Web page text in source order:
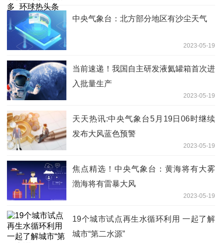
中央气象台：北方部分地区有沙尘天气
2023-05-19
当前速递！我国自主研发液氦罐箱首次进
入批量生产
2023-05-19
天天热讯:中央气象台5月19日06时继续
发布大风蓝色预警
2023-05-19
焦点精选！中央气象台：黄海将有大雾
渤海将有雷暴大风
2023-05-19
19个城市试点再生水循环利用 一起了解
城市“第二水源”